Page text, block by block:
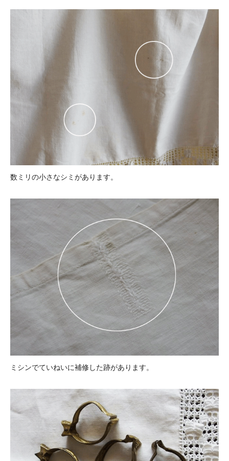
数ミリの小さなシミがあります。
ミシンでていねいに補修した跡があります。